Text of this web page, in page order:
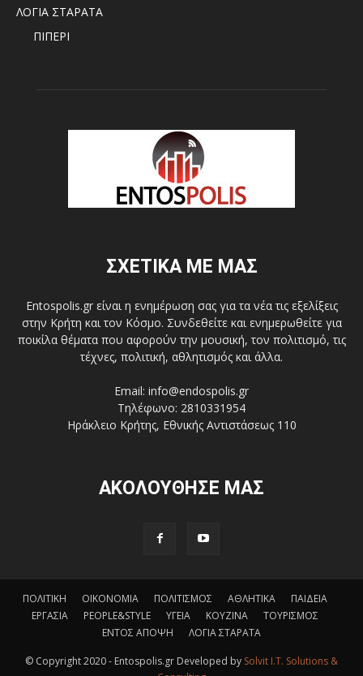
ΛΟΓΙΑ ΣΤΑΡΑΤΑ
ΠΙΠΕΡΙ
ΣΧΕΤΙΚΑ ΜΕ ΜΑΣ
Entospolis.gr είναι η ενημέρωση σας για τα νέα τις εξελίξεις
στην Κρήτη και τον Κόσμο. Συνδεθείτε και ενημερωθείτε για
ποικίλα θέματα που αφορούν την μουσική, τον πολιτισμό, τις
τέχνες, πολιτική, αθλητισμός και άλλα.
Email: info@endospolis.gr
Τηλέφωνο: 2810331954
Ηράκλειο Κρήτης, Εθνικής Αντιστάσεως 110
ΑΚΟΛΟΥΘΗΣΕ ΜΑΣ
ΠΟΛΙΤΙΚΗ ΟΙΚΟΝΟΜΙΑ ΠΟΛΙΤΙΣΜΟΣ ΑΘΛΗΤΙΚΑ
ΠΑΙΔΕΙΑ
ΕΡΓΑΣΙΑ
PEOPLE&STYLE ΥΓΕΙΑ ΚΟΥΖΙΝΑ
ΤΟΥΡΙΣΜΟΣ
ΕΝΤΟΣ ΑΠΟΨΗ
ΛΟΓΙΑ ΣΤΑΡΑΤΑ
© Copyright 2020 - Entospolis.gr Developed by Solvit I.T. Solutions &